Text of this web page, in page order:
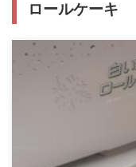
ロールケーキ